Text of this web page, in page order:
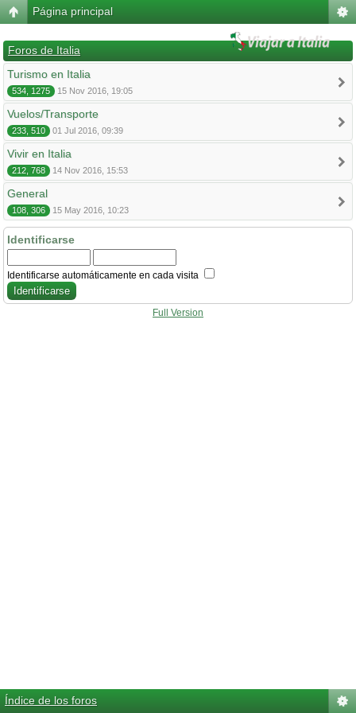
Página principal
Foros de Italia
Turismo en Italia
534, 1275 15 Nov 2016, 19:05
Vuelos/Transporte
233, 510 01 Jul 2016, 09:39
Vivir en Italia
212, 768 14 Nov 2016, 15:53
General
108, 306 15 May 2016, 10:23
Identificarse
Identificarse automáticamente en cada visita
Full Version
Índice de los foros